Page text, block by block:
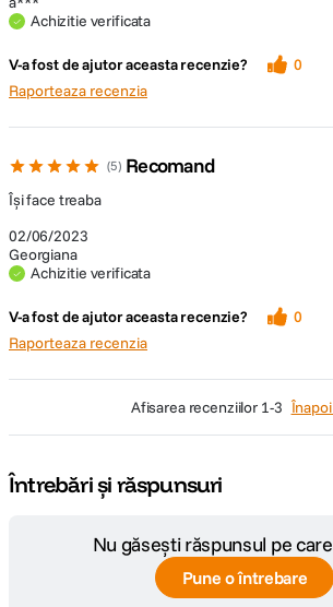
Achizitie verificata
V-a fost de ajutor aceasta recenzie? 0
Raporteaza recenzia
5 Recomand
02/06/2023
Georgiana
Achizitie verificata
Își face treaba
V-a fost de ajutor aceasta recenzie? 0
Raporteaza recenzia
afisarea recenziilor 1-3
Întrebări și răspunsuri
Nu găsești răspunsul pe
Pune o întrebare